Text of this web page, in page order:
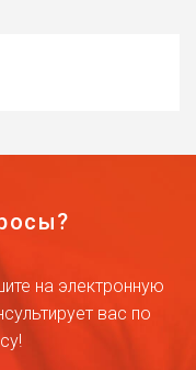
на электронную
вас по